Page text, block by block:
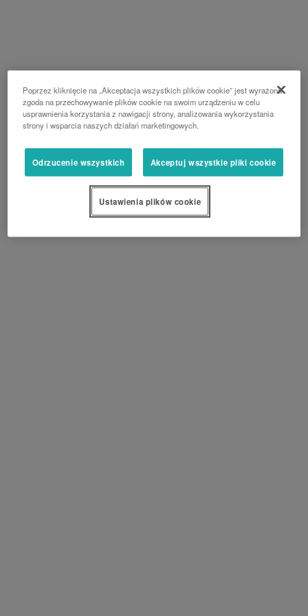
Poprzez kliknięcie na „Akceptacja wszystkich plików cookie” jest wyrażona
zgoda na przechowywanie plików cookie na swoim urządzeniu w celu
usprawnienia korzystania z nawigacji strony, analizowania wykorzystania
strony i wsparcia naszych działań marketingowych.
Odrzucenie wszystkich Akceptuj wszystkie pliki cookie
Ustawienia plików cookie